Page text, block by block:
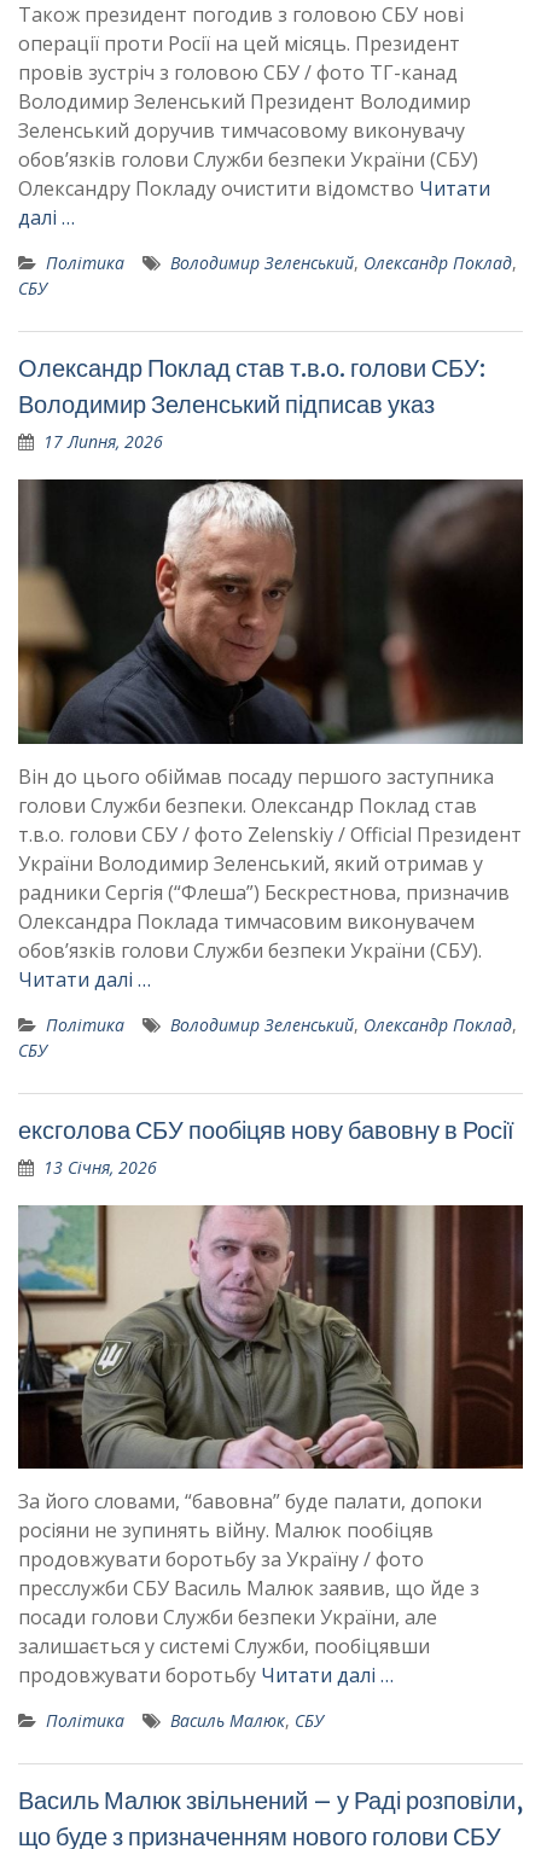
Також президент погодив з головою СБУ нові
операції проти Росії на цей місяць. Президент
провів зустріч з головою СБУ / фото ТГ-канад
Володимир Зеленський Президент Володимир
Зеленський доручив тимчасовому виконувачу
обов’язків голови Служби безпеки України (СБУ)
Олександру Покладу очистити відомство Читати
далі …
Політика Володимир Зеленський, Олександр Поклад,
СБУ
Олександр Поклад став т.в.о. голови СБУ:
Володимир Зеленський підписав указ
17 Липня, 2026
Він до цього обіймав посаду першого заступника
голови Служби безпеки. Олександр Поклад став
т.в.о. голови СБУ / фото Zelenskiy / Official Президент
України Володимир Зеленський, який отримав у
радники Сергія (“Флеша”) Бескрестнова, призначив
Олександра Поклада тимчасовим виконувачем
обов’язків голови Служби безпеки України (СБУ).
Читати далі …
Політика Володимир Зеленський, Олександр Поклад,
СБУ
ексголова СБУ пообіцяв нову бавовну в Росії
13 Січня, 2026
​​​​​​​За його словами, “бавовна” буде палати, допоки
росіяни не зупинять війну. Малюк пообіцяв
продовжувати боротьбу за Україну / фото
пресслужби СБУ Василь Малюк заявив, що йде з
посади голови Служби безпеки України, але
залишається у системі Служби, пообіцявши
продовжувати боротьбу Читати далі …
Політика Василь Малюк, СБУ
Василь Малюк звільнений – у Раді розповіли,
що буде з призначенням нового голови СБУ